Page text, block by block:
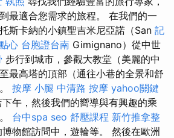
最適合您需求的旅程。 在我們的一
斯卡納的小鎮聖吉米尼亞諾（San 記
心 台胞證台南 Gimignano）從中世
步行到城市，參觀大教堂（美麗的中
最高塔的頂部（通往小巷的全景和舒
按摩 小腿 中清路 按摩 yahoo關鍵
午，然後我們的嚮導與有興趣的乘
台中spa seo 舒壓課程 新竹推拿整
物館訪問中，遊輪等。 然後在歐洲